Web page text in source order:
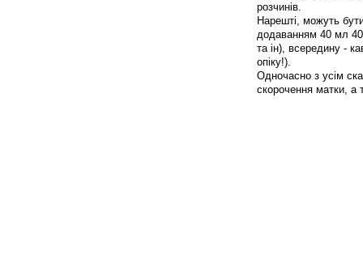
розчинів.
Нарешті, можуть
додаванням 40 мл
та ін), всередину -
опіку!).
Одночасно з усім
скорочення матки, а